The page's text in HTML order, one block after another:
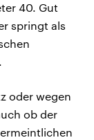
40. Gut
springt als
oder wegen
ob der